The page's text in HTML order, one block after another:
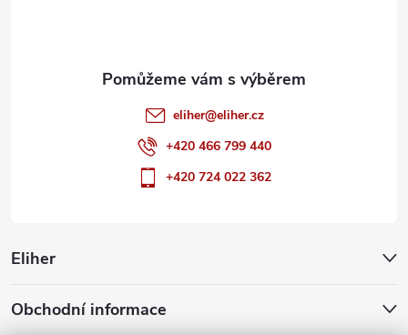
Eliher
Obchodní informace
eliher@eliher.cz
+420 466 799 440
+420 724 022 362